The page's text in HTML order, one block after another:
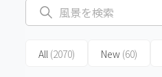
All (2070) New (60)